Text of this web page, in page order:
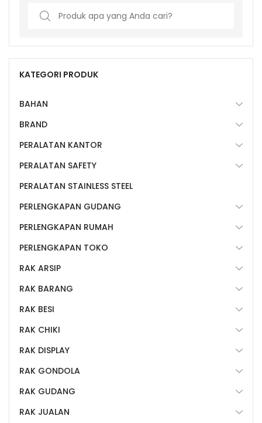
Search
KATEGORI PRODUK
BAHAN
BRAND
PERALATAN KANTOR
PERALATAN SAFETY
PERALATAN STAINLESS STEEL
PERLENGKAPAN GUDANG
PERLENGKAPAN RUMAH
PERLENGKAPAN TOKO
RAK ARSIP
RAK BARANG
RAK BESI
RAK CHIKI
RAK DISPLAY
RAK GONDOLA
RAK GUDANG
RAK JUALAN